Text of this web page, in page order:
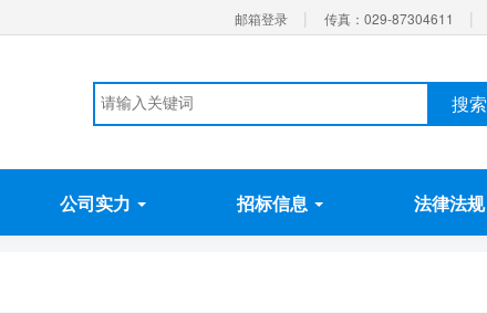
邮箱登录 | 传真：029-87304611 |
搜索
公司实力 招标信息 法律法规